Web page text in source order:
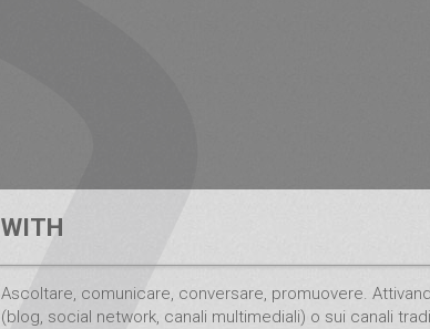
WITH
Ascoltare, comunicare, conversare, promuovere.
(blog, social network, canali multimediali) o sui canali